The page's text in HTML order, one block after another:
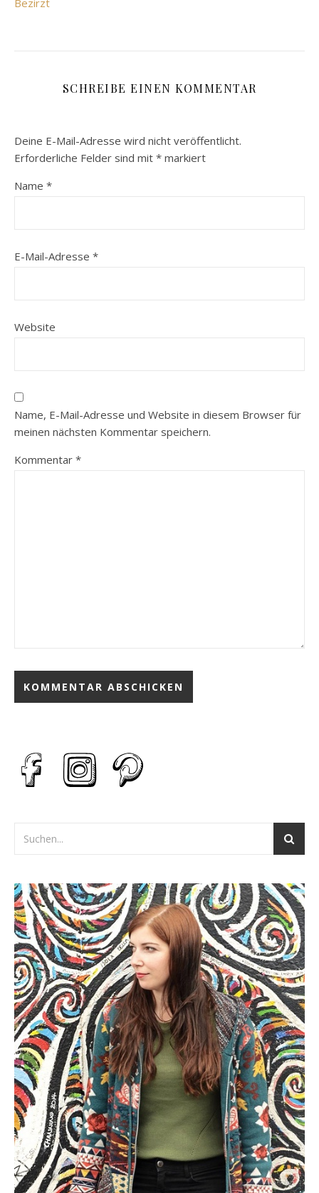
Bezirzt
SCHREIBE EINEN KOMMENTAR
Deine E-Mail-Adresse wird nicht veröffentlicht.
Erforderliche Felder sind mit * markiert
Name *
E-Mail-Adresse *
Website
Name, E-Mail-Adresse und Website in diesem Browser für
meinen nächsten Kommentar speichern.
Kommentar *